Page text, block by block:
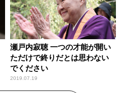
瀬戸内寂聴 一つの才能が開い
ただけで終りだとは思わない
でください
2019.07.19